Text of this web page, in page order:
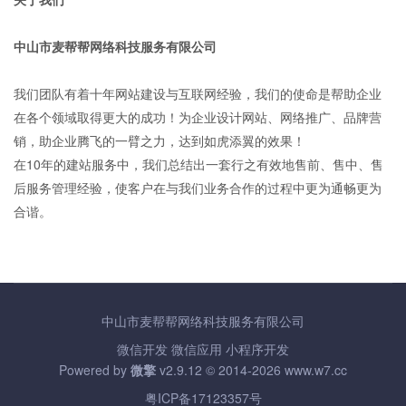
中山市麦帮帮网络科技服务有限公司
我们团队有着十年网站建设与互联网经验，我们的使命是帮助企业
在各个领域取得更大的成功！为企业设计网站、网络推广、品牌营
销，助企业腾飞的一臂之力，达到如虎添翼的效果！
在10年的建站服务中，我们总结出一套行之有效地售前、售中、售
后服务管理经验，使客户在与我们业务合作的过程中更为通畅更为
合谐。
中山市麦帮帮网络科技服务有限公司
微信开发 微信应用 小程序开发
Powered by 微擎 v2.9.12 © 2014-2026 www.w7.cc
粤ICP备17123357号